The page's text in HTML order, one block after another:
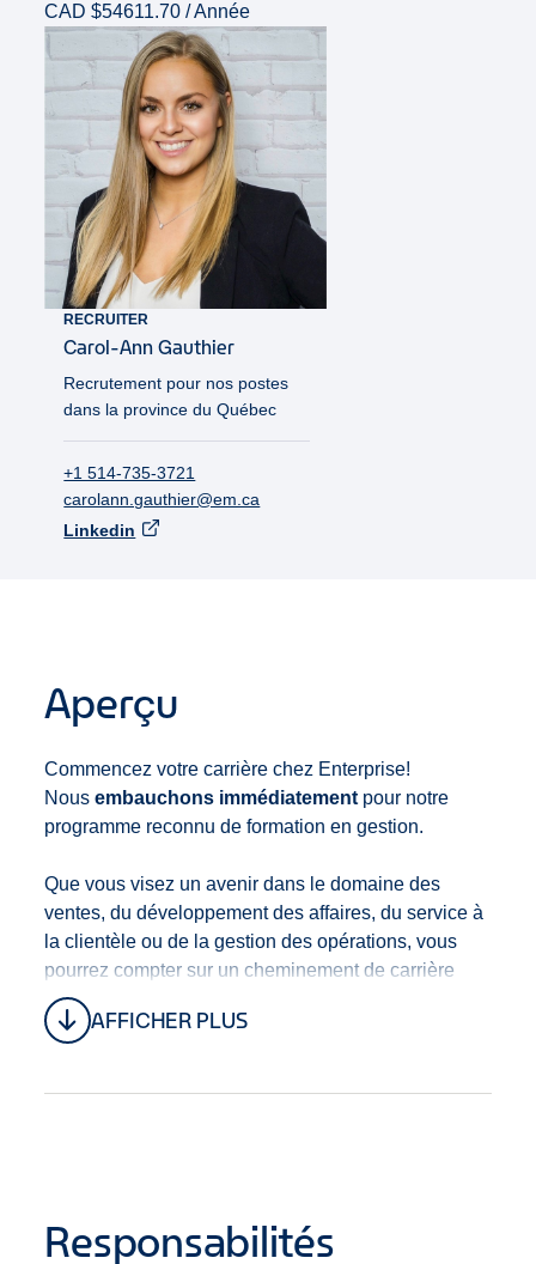
CAD $54611.70 / Année
RECRUITER
Carol-AnnGauthier
Recrutement pour nos postes
dans la province du Québec
+1 514-735-3721
carolann.gauthier@em.ca
Linkedin
Aperçu
AFFICHER PLUS
Commencez votre carrière chez Enterprise!
Nousembauchons immédiatement pour notre
programme reconnu de formation en gestion.
Que vous visez un avenir dans le domaine des
ventes, du développement des affaires, du service à
la clientèle ou de la gestion des opérations, vous
pourrez compter sur un cheminement de carrière
clair avec de multiples opportunités d’avancement.
Grâce à la formation et développement, au mentorat
Nous offrons un régimed’avantages
Responsabilités